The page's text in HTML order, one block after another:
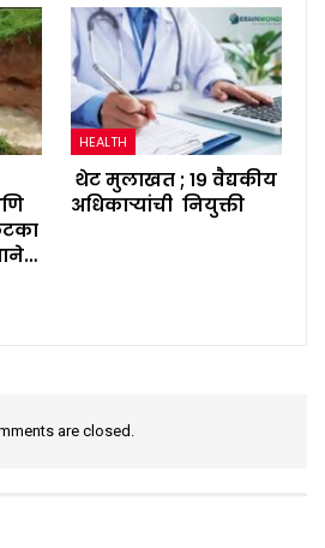
HEALTH
थेट मुलाखत ; १९ वैद्यकीय
अधिकाऱ्यांची नियुक्ती
are closed.